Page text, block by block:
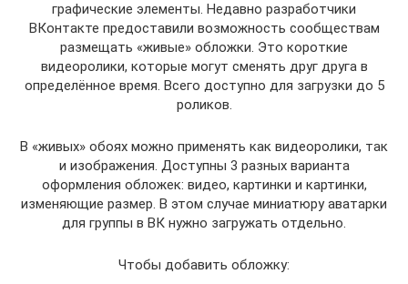
графические элементы. Недавно разработчики
ВКонтакте предоставили возможность сообществам
размещать «живые» обложки. Это короткие
видеоролики, которые могут сменять друг друга в
определённое время. Всего доступно для загрузки до 5
роликов.
В «живых» обоях можно применять как видеоролики, так
и изображения. Доступны 3 разных варианта
оформления обложек: видео, картинки и картинки,
изменяющие размер. В этом случае миниатюру аватарки
для группы в ВК нужно загружать отдельно.
Чтобы добавить обложку: